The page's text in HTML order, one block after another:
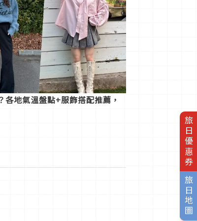
旅日優惠券
旅日地圖
地氣溫盤點+服飾搭配推薦，